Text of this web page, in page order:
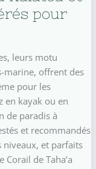
pour
leurs motu
marine, offrent des
pour les
en kayak ou en
de paradis à
et recommandés
niveaux, et parfaits
de Taha’a